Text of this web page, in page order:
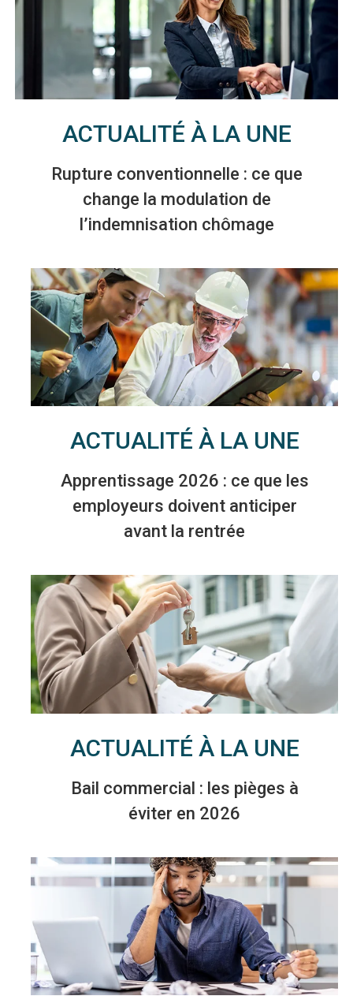
ACTUALITÉ À LA UNE
Rupture conventionnelle : ce que
change la modulation de
l’indemnisation chômage
ACTUALITÉ À LA UNE
Apprentissage 2026 : ce que les
employeurs doivent anticiper
avant la rentrée
ACTUALITÉ À LA UNE
Bail commercial : les pièges à
éviter en 2026